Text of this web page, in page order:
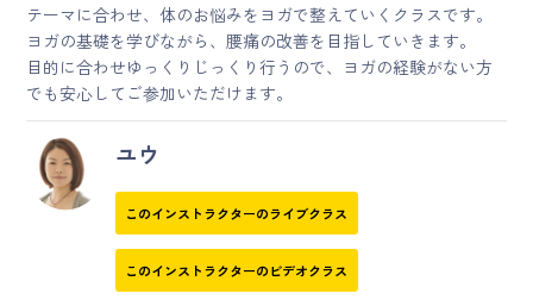
テーマに合わせ、体のお悩みをヨガで整えていくクラスです。
ヨガの基礎を学びながら、腰痛の改善を目指していきます。
目的に合わせゆっくりじっくり行うので、ヨガの経験がない方
でも安心してご参加いただけます。
ユウ
このインストラクターのライブクラス
このインストラクターのビデオクラス